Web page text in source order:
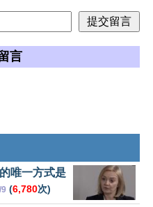
言
唯一方式是
(6,780次)